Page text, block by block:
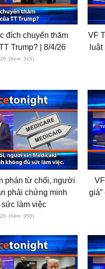
đích chuyến thăm
Trump? | 8/4/26
(Xem: 315)
VF
phán từ chối, người
phải chứng minh
sức làm việc
(Xem: 950)